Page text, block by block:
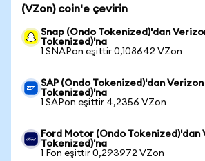
(VZon) coin'e çevirin
Snap (Ondo Tokenized)'dan
Tokenized)'na
1 SNAPon eşittir 0,108642 VZon
SAP (Ondo Tokenized)'dan
Tokenized)'na
1 SAPon eşittir 4,2356 VZon
Ford Motor (Ondo Tokenized)'dan
Tokenized)'na
1 Fon eşittir 0,293972 VZon